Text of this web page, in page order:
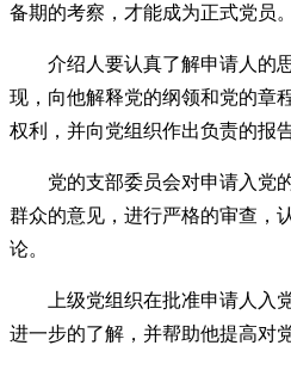
备期的考察，才能成为正式党员。
介绍人要认真了解申请人的
现，向他解释党的纲领和党的章
权利，并向党组织作出负责的报告
党的支部委员会对申请入党
群众的意见，进行严格的审查，
论。
上级党组织在批准申请人入
进一步的了解，并帮助他提高对